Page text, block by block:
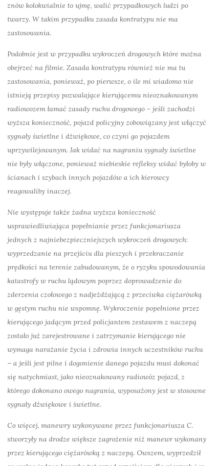
znów kolokwialnie to ujmę, walić przypadkowych ludzi po
twarzy. W takim przypadku zasada kontratypu nie ma
zastosowania.
Podobnie jest w przypadku wykroczeń drogowych które można
obejrzeć na filmie. Zasada kontratypu również nie ma tu
zastosowania, ponieważ, po pierwsze, o ile mi wiadomo nie
istnieją przepisy pozwalające kierującemu nieoznakowanym
radiowozem łamać zasady ruchu drogowego – jeśli zachodzi
wyższa konieczność, pojazd policyjny zobowiązany jest włączyć
sygnały świetlne i dźwiękowe, co czyni go pojazdem
uprzywilejowanym. Jak widać na nagraniu sygnały świetlne
nie były włączone, ponieważ niebieskie refleksy widać byłoby w
ścianach i szybach innych pojazdów a ich kierowcy
reagowaliby inaczej.
Nie występuje także żadna wyższa konieczność
usprawiedliwiająca popełnianie przez funkcjonariusza
jednych z najniebezpieczniejszych wykroczeń drogowych:
wyprzedzanie na przejściu dla pieszych i przekraczanie
prędkości na terenie zabudowanym, że o ryzyku spowodowania
katastrofy w ruchu lądowym poprzez doprowadzenie do
zderzenia czołowego z nadjeżdżającą z przeciwka ciężarówką
w gęstym ruchu nie wspomnę. Wykroczenie popełnione przez
kierującego jadącym przed policjantem zestawem z naczepą
zostało już zarejestrowane i zatrzymanie kierującego nie
wymaga narażanie życia i zdrowia innych uczestników ruchu
– a jeśli jest pilne i dogonienie danego pojazdu musi dokonać
się natychmiast, jako nieoznakowany radiowóz pojazd, z
którego dokonano owego nagrania, wyposażony jest w stosowne
sygnały dźwiękowe i świetlne.
Co więcej, manewry wykonywane przez funkcjonariusza C.
stworzyły na drodze większe zagrożenie niż manewr wykonany
przez kierującego ciężarówką z naczepą. Owszem, wyprzedził